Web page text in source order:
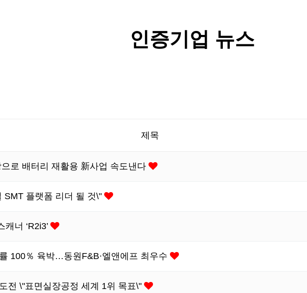
인증기업 뉴스
제목
로 배터리 재활용 新사업 속도낸다
SMT 플랫폼 리더 될 것\"
너 ‘R2i3’
100％ 육박…동원F&B·엘앤에프 최우수
전 \"표면실장공정 세계 1위 목표\"